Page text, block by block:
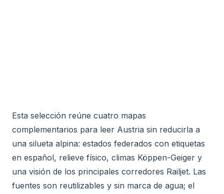
Esta selección reúne cuatro mapas
complementarios para leer Austria sin reducirla a
una silueta alpina: estados federados con etiquetas
en español, relieve físico, climas Köppen-Geiger y
una visión de los principales corredores Railjet. Las
fuentes son reutilizables y sin marca de agua; el